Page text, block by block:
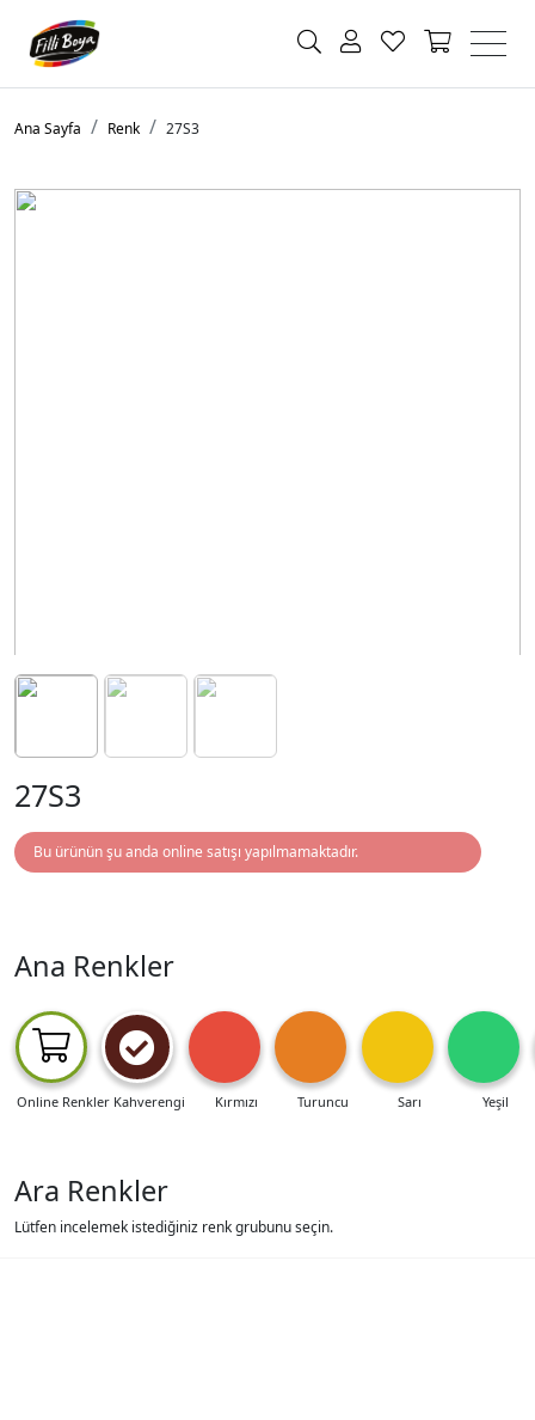
Ana Sayfa Renk 27S3
27S3
Bu ürünün şu anda online satışı yapılmamaktadır.
Ana Renkler
Online Renkler Kahverengi Kırmızı Turuncu Sarı Yeşil
Ara Renkler
Lütfen incelemek istediğiniz renk grubunu seçin.